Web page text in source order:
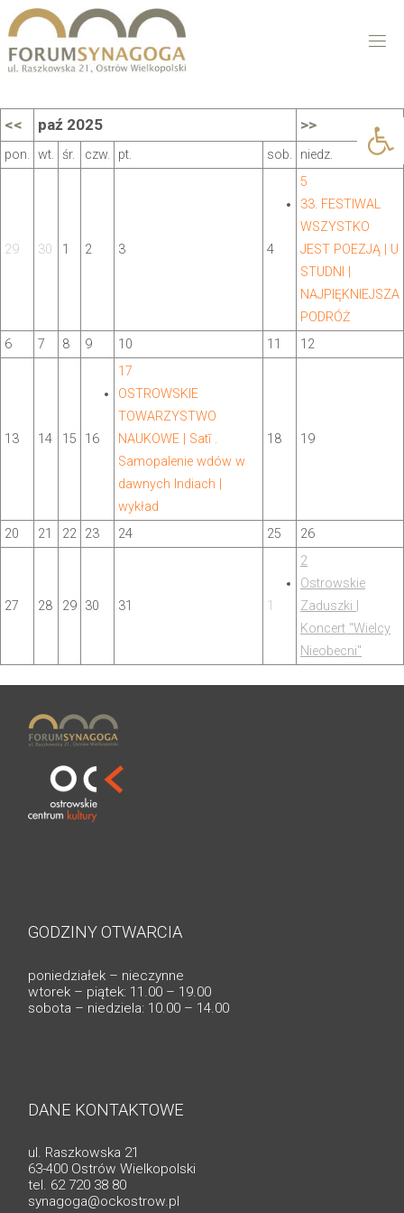
<< paź 2025 >>
pon. wt. śr. czw. pt. sob. niedz.
29 30 1 2 3 4
5
33. FESTIWAL
WSZYSTKO
JEST POEZJĄ | U
STUDNI |
NAJPIĘKNIEJSZA
PODRÓŻ
6
7 8 9 10 11 12
13 14 15 16
17
OSTROWSKIE
TOWARZYSTWO
NAUKOWE | Satī .
Samopalenie wdów w
dawnych Indiach |
wykład
18 19
20 21 22 23 24 25 26
27 28 29 30 31 1
2
Ostrowskie
Zaduszki |
Koncert "Wielcy
Nieobecni"
GODZINY OTWARCIA
poniedziałek – nieczynne
wtorek – piątek: 11.00 – 19.00
sobota – niedziela: 10.00 – 14.00
DANE KONTAKTOWE
ul. Raszkowska 21
63-400 Ostrów Wielkopolski
tel. 62 720 38 80
synagoga@ockostrow.pl